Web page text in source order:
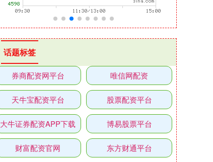
话题标签
券商配资网平台 唯信网配资
天牛宝配资平台 股票配资平台
大牛证券配资APP下载 博易股票平台
财富配资官网 东方财通平台